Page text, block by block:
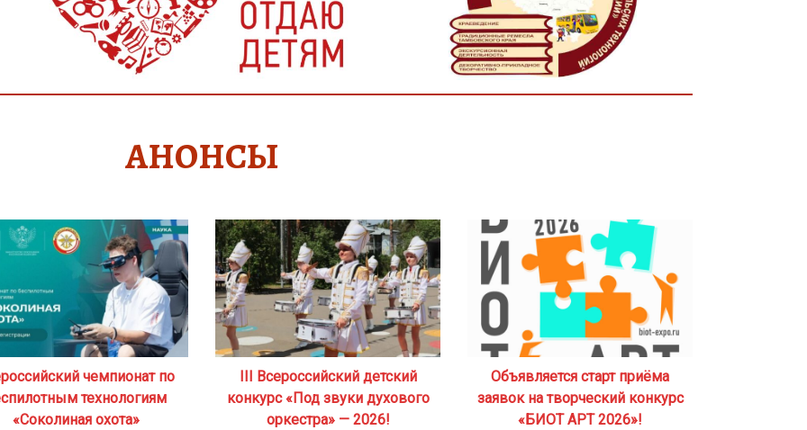
АНОНСЫ
чемпионат по
технологиям
«Соколиная охота»
III Всероссийский детский
конкурс «Под звуки духового
оркестра» — 2026!
Объявляется старт приёма
заявок на творческий конкурс
«БИОТ АРТ 2026»!